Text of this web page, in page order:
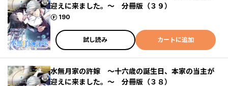
迎えに来ました。～ 分冊版（３９）
190
ポイント
試し読み カートに追加
水無月家の許嫁 ～十六歳の誕生日、本家の当主が
迎えに来ました。～ 分冊版（３８）